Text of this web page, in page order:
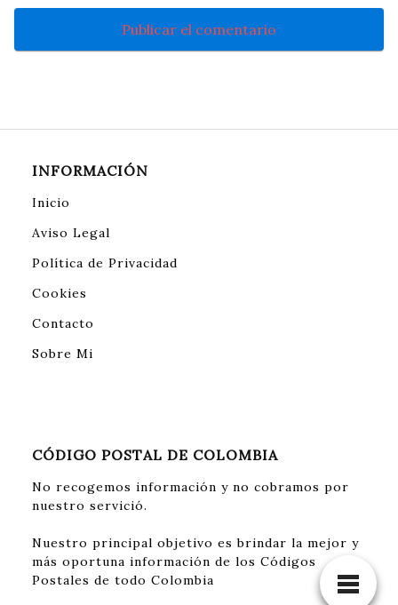
INFORMACIÓN
Inicio
Aviso Legal
Política de Privacidad
Cookies
Contacto
Sobre Mi
CÓDIGO POSTAL DE COLOMBIA
No recogemos información y no cobramos por
nuestro servició.
Nuestro principal objetivo es brindar la mejor y
más oportuna información de los Códigos
Postales de todo Colombia